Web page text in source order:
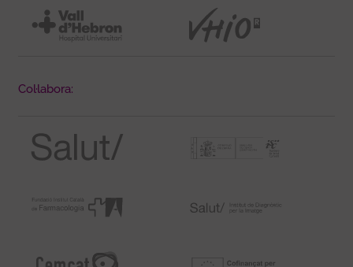
Col·labora: